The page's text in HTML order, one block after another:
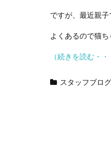
ですが、最近親
よくあるので猫
（続きを読む・・
スタッフブログ